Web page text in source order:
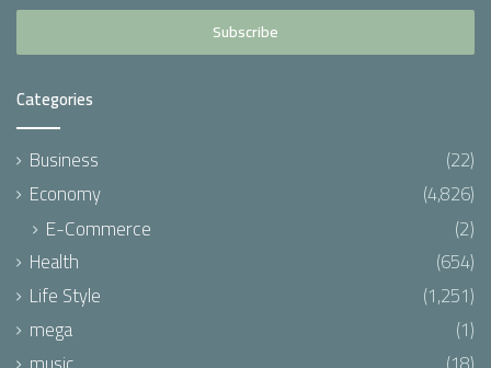
Email
Categories
Business
(22)
Economy
(4,826)
E-Commerce (2)
Health
(654)
Life Style
(1,251)
mega
(1)